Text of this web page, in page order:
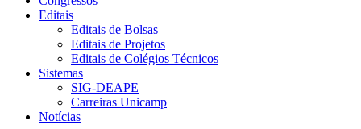
Editais
Editais de Bolsas
Editais de Projetos
Editais de Colégios Técnicos
Sistemas
SIG-DEAPE
Carreiras Unicamp
Notícias